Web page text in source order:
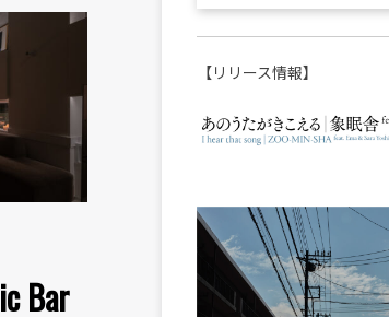
Bar
【リリース情報】